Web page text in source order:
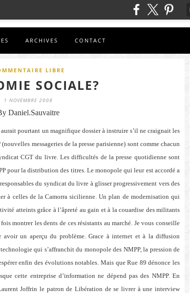
ARCHIVES CONTACT
LIBRE
SOCIALE?
1 NOVEMBRE 2008
Daniel.Sauvaitre
pourtant un magnifique dossier à instruire s’il ne craignait les
messageries de la presse parisienne) sont comme chacun
CGT du livre. Les difficultés de la presse quotidienne sont
pour la distribution des titres. Le monopole qui leur est accordé a
du syndicat du livre à glisser progressivement vers des
à celles de la Camorra sicilienne. Un plan de modernisation qui
atteints grâce à l’âpreté au gain et à la couardise des militants
montrer les dents de ces résistants au marché. Je vous conseille
avoir un aperçu du problème. Grace à internet et à la diffusion
qui s’affranchit du monopole des NMPP, la pression de
enfin des évolutions notables. Mais que Rue 89 dénonce les
cette entreprise d’information ne dépend pas des NMPP. En
Joffrin le patron de Libération de se livrer à une interview